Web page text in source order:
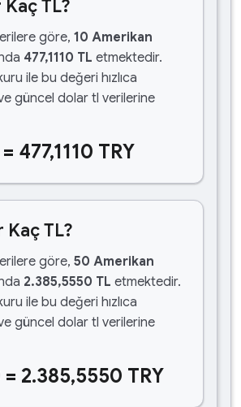
TL?
göre, 10 Amerikan
477,1110 TL etmektedir.
ile bu değeri hızlıca
güncel dolar tl verilerine
477,1110 TRY
Kaç TL?
göre, 50 Amerikan
2.385,5550 TL etmektedir.
ile bu değeri hızlıca
güncel dolar tl verilerine
= 2.385,5550 TRY